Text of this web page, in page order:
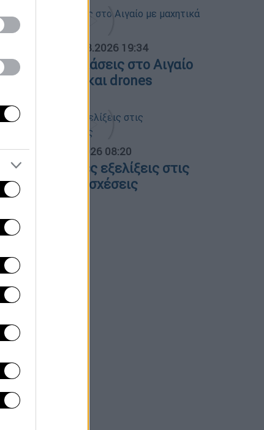
06.08.2026 19:34
παραβιάσεις στο Αιγαίο
F-16 και drones
06.08.2026 08:20
οι τελευταίες εξελίξεις στις
σχέσεις